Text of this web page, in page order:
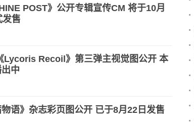
POST》公开专辑宣传CM 将于10月
发售
Lycoris Recoil》第三弹主视觉图公开 本
中
语》杂志彩页图公开 已于8月22日发售